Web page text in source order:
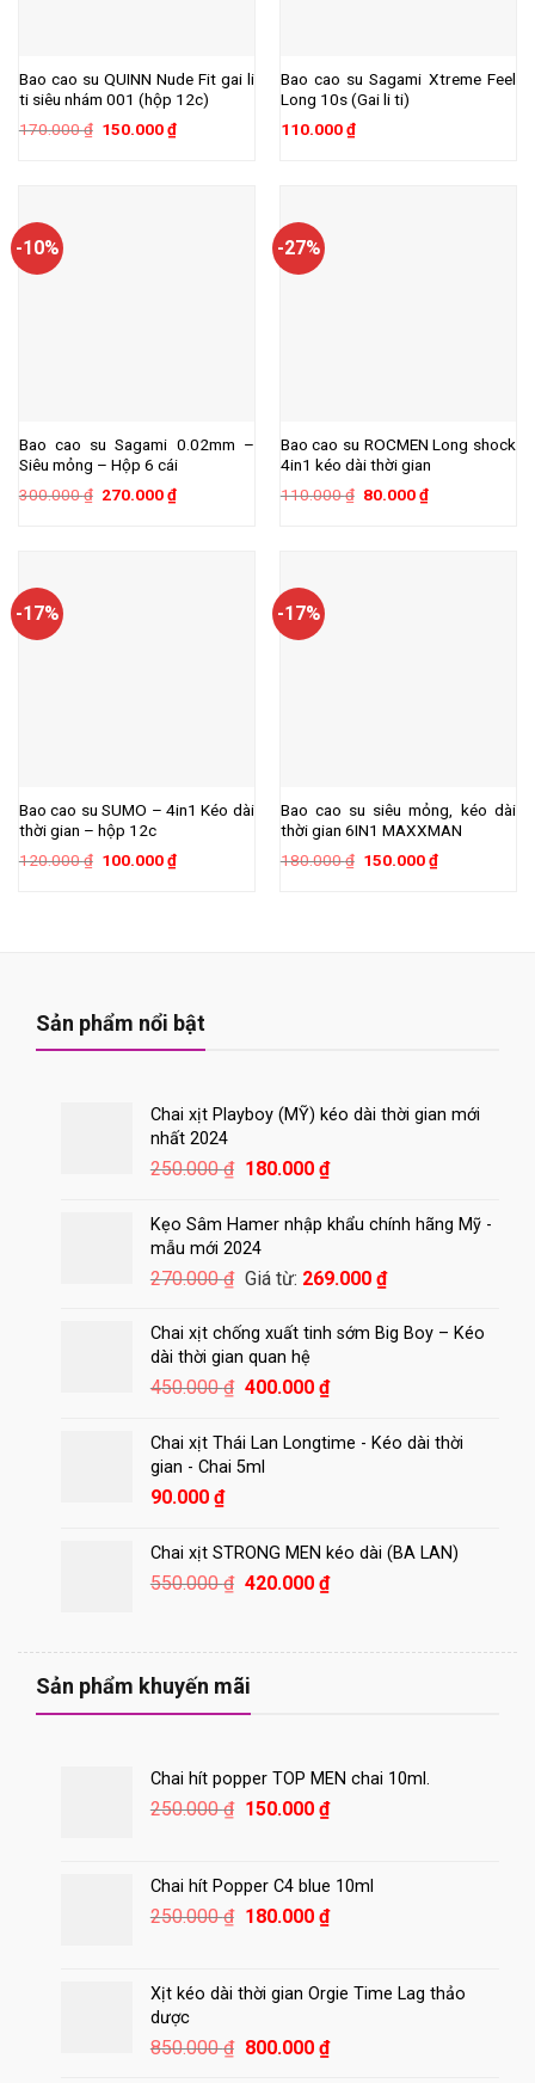
Bao cao su QUINN Nude Fit gai li
ti siêu nhám 001 (hộp 12c)
170.000₫ Giá
150.000₫Giá
hiện
Bao cao su Sagami Xtreme Feel
Long 10s (Gai li ti)
110.000₫
-10%
Bao cao su Sagami 0.02mm –
Siêu mỏng – Hộp 6 cái
300.000₫ Giá
270.000₫Giá
hiện
-27%
Bao cao su ROCMEN Long shock
4in1 kéo dài thời gian
110.000₫ Giá
80.000₫Giá
hiện
-17%
Bao cao su SUMO – 4in1 Kéo dài
thời gian – hộp 12c
120.000₫ Giá
100.000₫Giá
hiện
-17%
Bao cao su siêu mỏng, kéo dài
thời gian 6IN1 MAXXMAN
180.000₫ Giá
150.000₫Giá
hiện
Sản phẩm nổi bật
Chai xịt Playboy (MỸ) kéo dài thời gian mới
nhất 2024
250.000₫ Giá
là:
250.000 ₫.
180.000 ₫Giá
tại
180.000 ₫.
Kẹo Sâm Hamer nhập khẩu chính hãng Mỹ -
mẫu mới 2024
270.000₫ Giá từ: 269.000 ₫
Chai xịt chống xuất tinh sớm Big Boy – Kéo
dài thời gian quan hệ
450.000₫ Giá
là:
450.000 ₫.
400.000 ₫Giá
tại
Chai xịt Thái Lan Longtime - Kéo dài thời
gian - Chai 5ml
90.000 ₫
Chai xịt STRONG MEN kéo dài (BA LAN)
550.000₫ Giá
550.000 ₫.
420.000 ₫Giá
là:
Sản phẩm khuyến mãi
Chai hít popper TOP MEN chai 10ml.
250.000₫ Giá
250.000 ₫.
150.000 ₫Giá
là:
150.000 ₫.
Chai hít Popper C4 blue 10ml
250.000₫ Giá
250.000 ₫.
180.000 ₫Giá
là:
Xịt kéo dài thời gian Orgie Time Lag thảo
dược
850.000₫ Giá
800.000 ₫Giá